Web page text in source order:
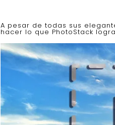
A pesar de todas sus
hacer lo que PhotoStack